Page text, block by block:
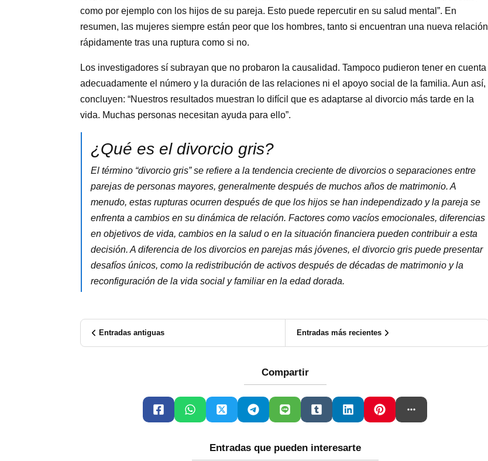
como por ejemplo con los hijos de su pareja. Esto puede repercutir en su salud mental”. En
resumen, las mujeres siempre están peor que los hombres, tanto si encuentran una nueva relación
rápidamente tras una ruptura como si no.
Los investigadores sí subrayan que no probaron la causalidad. Tampoco pudieron tener en cuenta
adecuadamente el número y la duración de las relaciones ni el apoyo social de la familia. Aun así,
concluyen: “Nuestros resultados muestran lo difícil que es adaptarse al divorcio más tarde en la
vida. Muchas personas necesitan ayuda para ello”.
¿Qué es el divorcio gris?
El término “divorcio gris” se refiere a la tendencia creciente de divorcios o separaciones entre
parejas de personas mayores, generalmente después de muchos años de matrimonio. A
menudo, estas rupturas ocurren después de que los hijos se han independizado y la pareja se
enfrenta a cambios en su dinámica de relación. Factores como vacíos emocionales, diferencias
en objetivos de vida, cambios en la salud o en la situación financiera pueden contribuir a esta
decisión. A diferencia de los divorcios en parejas más jóvenes, el divorcio gris puede presentar
desafíos únicos, como la redistribución de activos después de décadas de matrimonio y la
reconfiguración de la vida social y familiar en la edad dorada.
Entradas antiguas Entradas más recientes
Compartir
Entradas que pueden interesarte